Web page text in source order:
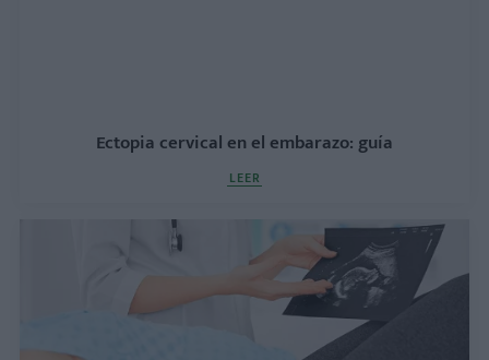
Ectopia cervical en el embarazo: guía
LEER